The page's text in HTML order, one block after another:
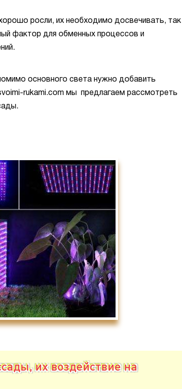
росли, их необходимо досвечивать, так
фактор для обменных процессов и
основного света нужно добавить
rukami.com мы предлагаем рассмотреть
их воздействие на